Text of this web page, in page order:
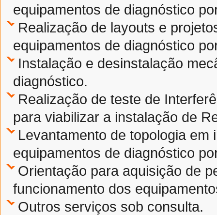
equipamentos de diagnóstico
Realização de layouts e
equipamentos de diagnóstico
Instalação e desinstalação
diagnóstico.
Realização de teste de
para viabilizar a instalação de
Levantamento de topologia
equipamentos de diagnóstico
Orientação para aquisição de
funcionamento dos
Outros serviços sob consulta.